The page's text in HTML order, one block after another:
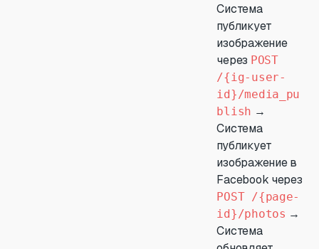
Система
публикует
изображение
через POST
/{ig-user-
id}/media_pu
blish →
Система
публикует
изображение в
Facebook через
POST /{page-
id}/photos →
Система